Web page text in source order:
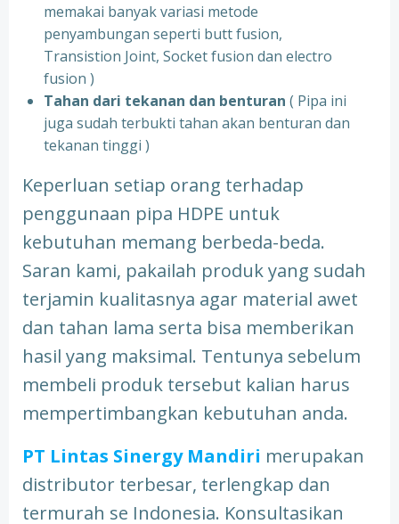
memakai banyak variasi metode
penyambungan seperti butt fusion,
Transistion Joint, Socket fusion dan electro
fusion )
Tahan dari tekanan dan benturan ( Pipa ini
juga sudah terbukti tahan akan benturan dan
tekanan tinggi )
Keperluan setiap orang terhadap
penggunaan pipa HDPE untuk
kebutuhan memang berbeda-beda.
Saran kami, pakailah produk yang sudah
terjamin kualitasnya agar material awet
dan tahan lama serta bisa memberikan
hasil yang maksimal. Tentunya sebelum
membeli produk tersebut kalian harus
mempertimbangkan kebutuhan anda.
PT Lintas Sinergy Mandiri merupakan
distributor terbesar, terlengkap dan
termurah se Indonesia. Konsultasikan